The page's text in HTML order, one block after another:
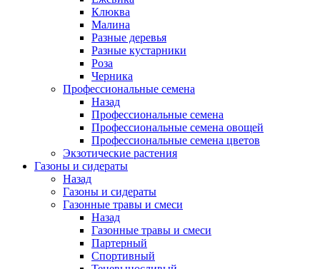
Клюква
Малина
Разные деревья
Разные кустарники
Роза
Черника
Профессиональные семена
Назад
Профессиональные семена
Профессиональные семена овощей
Профессиональные семена цветов
Экзотические растения
Газоны и сидераты
Назад
Газоны и сидераты
Газонные травы и смеси
Назад
Газонные травы и смеси
Партерный
Спортивный